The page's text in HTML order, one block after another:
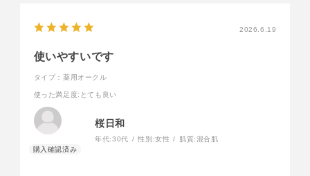
2026.6.19
使いやすいです
タイプ：薬用オークル
使った満足度:とても良い
桜日和
年代:30代 性別:女性 肌質:混合肌